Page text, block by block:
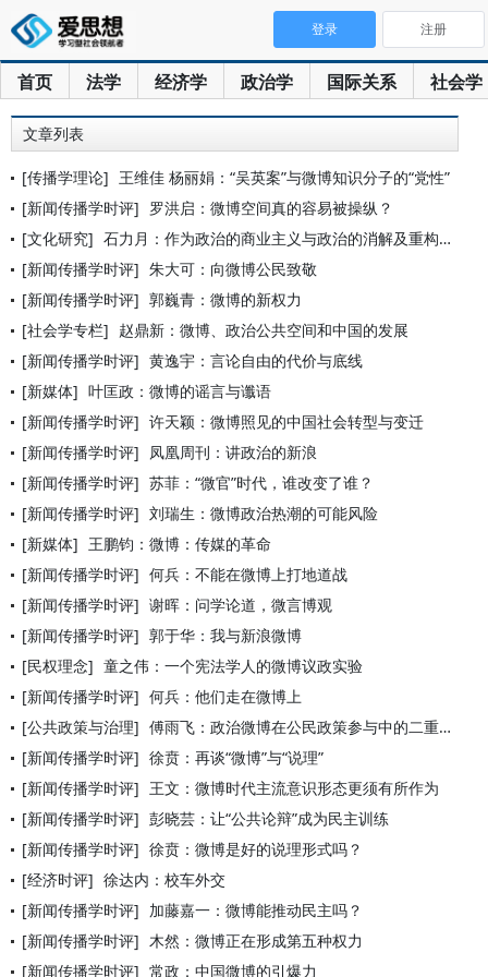
首页 法学 经济学 政治学 国际关系 社会学
登录 注册
文章列表
[传播学理论] 王维佳 杨丽娟：“吴英案”与微博知识分子的“党性”
[新闻传播学时评] 罗洪启：微博空间真的容易被操纵？
[文化研究] 石力月：作为政治的商业主义与政治的消解及重构——议“韩寒事件
[新闻传播学时评] 朱大可：向微博公民致敬
[新闻传播学时评] 郭巍青：微博的新权力
[社会学专栏] 赵鼎新：微博、政治公共空间和中国的发展
[新闻传播学时评] 黄逸宇：言论自由的代价与底线
[新媒体] 叶匡政：微博的谣言与谶语
[新闻传播学时评] 许天颖：微博照见的中国社会转型与变迁
[新闻传播学时评] 凤凰周刊：讲政治的新浪
[新闻传播学时评] 苏菲：“微官”时代，谁改变了谁？
[新闻传播学时评] 刘瑞生：微博政治热潮的可能风险
[新媒体] 王鹏钧：微博：传媒的革命
[新闻传播学时评] 何兵：不能在微博上打地道战
[新闻传播学时评] 谢晖：问学论道，微言博观
[新闻传播学时评] 郭于华：我与新浪微博
[民权理念] 童之伟：一个宪法学人的微博议政实验
[新闻传播学时评] 何兵：他们走在微博上
[公共政策与治理] 傅雨飞：政治微博在公民政策参与中的二重性作用分析
[新闻传播学时评] 徐贲：再谈“微博”与“说理”
[新闻传播学时评] 王文：微博时代主流意识形态更须有所作为
[新闻传播学时评] 彭晓芸：让“公共论辩”成为民主训练
[新闻传播学时评] 徐贲：微博是好的说理形式吗？
[经济时评] 徐达内：校车外交
[新闻传播学时评] 加藤嘉一：微博能推动民主吗？
[新闻传播学时评] 木然：微博正在形成第五种权力
[新闻传播学时评] 常政：中国微博的引爆力